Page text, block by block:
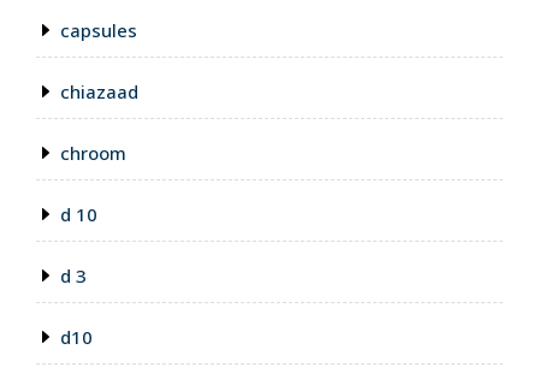
capsules
chiazaad
chroom
d 10
d 3
d10